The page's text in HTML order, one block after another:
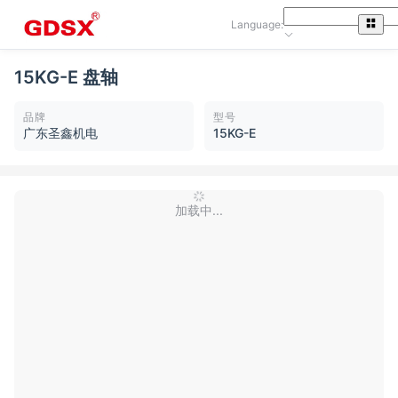
Language:
15KG-E 盘轴
品牌
广东圣鑫机电
型号
15KG-E
加载中...